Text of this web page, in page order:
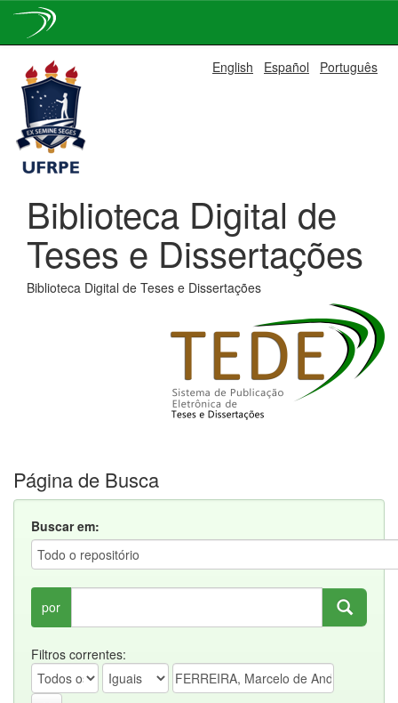
navigation
English Español Português
Biblioteca Digital de
Teses e Dissertações
Biblioteca Digital de Teses e Dissertações
Página de Busca
Buscar em:
por
Filtros correntes: